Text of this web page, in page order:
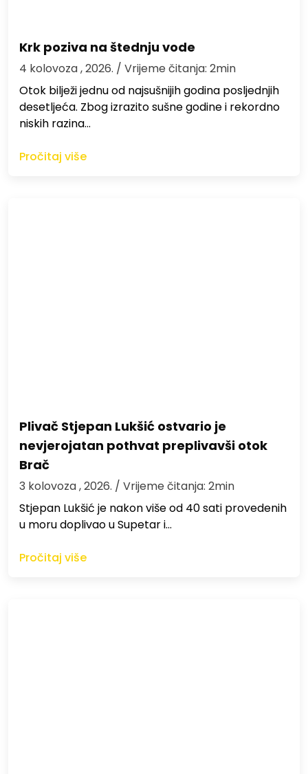
Krk poziva na štednju vode
4 kolovoza , 2026. / Vrijeme čitanja: 2min
Otok bilježi jednu od najsušnijih godina posljednjih
desetljeća. Zbog izrazito sušne godine i rekordno
niskih razina…
Pročitaj više
Plivač Stjepan Lukšić ostvario je
nevjerojatan pothvat preplivavši otok
Brač
3 kolovoza , 2026. / Vrijeme čitanja: 2min
St​jepan Lukšić je nakon više od 40 sati provedenih
u moru doplivao u Supetar i…
Pročitaj više